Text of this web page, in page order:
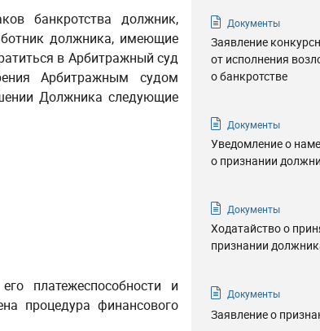
банкротства должник,
должника, имеющие
в Арбитражный суд
Арбитражным судом
Должника следующие
платежеспособности и
процедура финансового
Документы
Заявление
от исполнения
о банкротстве
Документы
Уведомление о
о признании
Документы
Ходатайство о
признании
Документы
Заявление о